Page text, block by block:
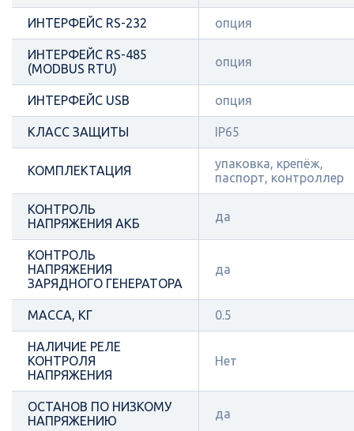
ИНТЕРФЕЙС RS-232 опция
ИНТЕРФЕЙС RS-485
(MODBUS RTU)
опция
ИНТЕРФЕЙС USB опция
КЛАСС ЗАЩИТЫ IP65
КОМПЛЕКТАЦИЯ
упаковка, крепёж,
паспорт, контроллер
КОНТРОЛЬ
НАПРЯЖЕНИЯ АКБ
да
КОНТРОЛЬ
НАПРЯЖЕНИЯ
ЗАРЯДНОГО ГЕНЕРАТОРА
да
МАССА, КГ 0.5
НАЛИЧИЕ РЕЛЕ
КОНТРОЛЯ
НАПРЯЖЕНИЯ
Нет
ОСТАНОВ ПО НИЗКОМУ
НАПРЯЖЕНИЮ
да